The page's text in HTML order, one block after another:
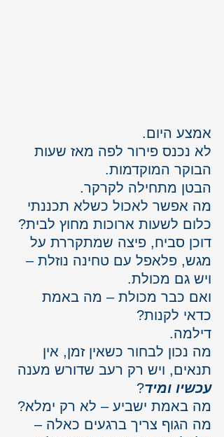
אמצע היום.
לא נכנס פירור לפה מאז שעות
הבוקר המוקדמות.
הבטן מתחילה לקרקר.
מה אפשר לאכול כשלא תכננתי
כלום לשעות ארוכות מחוץ לבית?
דוכן סביח, פיצה שמתקררת על
מגש, פלאפל עם טחינה נוזלת –
ויש גם מכולת.
ואם כבר מכולת – מה באמת
כדאי לקנות?
דילמה.
מה נכון לבחור כשאין זמן, אין
תנאים, ויש רק רעב שדורש מענה
עכשיו ומיד?
מה באמת ישביע – לא רק ימלא?
מה הגוף צריך ברגעים כאלה –